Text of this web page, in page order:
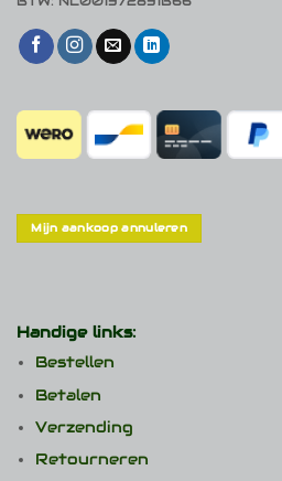
Mijn aankoop annuleren
Handige links:
Bestellen
Betalen
Verzending
Retourneren